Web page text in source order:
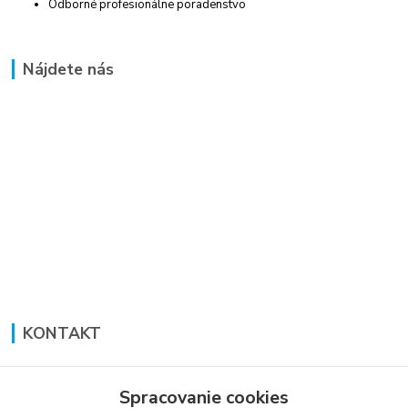
Odborné profesionálne poradenstvo
Nájdete nás
KONTAKT
+421 948 711 774Spracovanie cookies